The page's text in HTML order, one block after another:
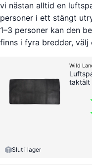
vi nästan alltid en
personer i ett stängt
1–3 personer kan den
finns i fyra bredder,
Wild
taktält
Slut i lager